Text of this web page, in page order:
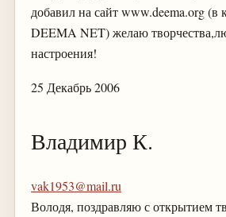
добавил на сайт www.deema.org (в
DEEMA NET) желаю
настроения!
25 Декабрь 2006
Владимир К.
vak1953@mail.ru
Володя, поздравляю с открытием